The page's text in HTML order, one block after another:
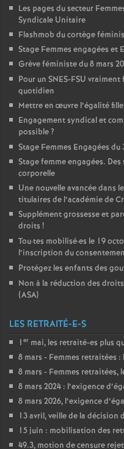
Les pages du secteur
Syndicale Unitaire
Flashmob du cortège
Stage Femmes engagées et
Grève féministe du 8 mars
Pour un SNES-FSU vraiment
quotidien
Mettre en œuvre l’égalité
Engagement syndical et
possible?
Stage Femmes Engagées
Stage femme engagées.
corporelle
Une nouvelle avancée dans
titulaires de l’académie de
Supplément grossesse et
droits !
Tou·tes mobilisé·es le 19
l’inscription du
Protégez les enfants des
Non à la réduction des
(ASA)
LES RETRAITÉ-E-S
1 er mai, les retraité-es plus
8 mars - Femmes retraitées
8 mars - Femmes retraitées,
8 mars 2024 : l’exigence
8 mars 2026, l’exigence
13 avril, veille de la
15 juin : mobilisation des
49.3, motion de censure